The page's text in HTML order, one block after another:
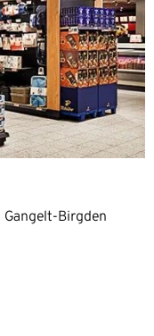
Gangelt-Birgden